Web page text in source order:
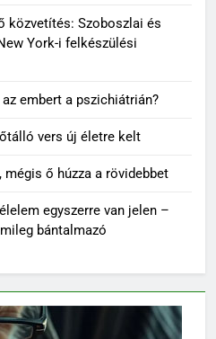
közvetítés: Szoboszlai és
York-i felkészülési
embert a pszichiátrián?
vers új életre kelt
ő húzza a rövidebbet
egyszerre van jelen –
bántalmazó
Rönni a Ferencvárosban –
a Fradi